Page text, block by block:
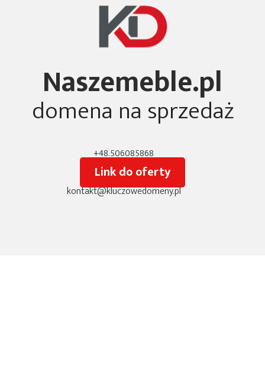
Naszemeble.pl
domena na sprzedaż
Link do oferty
+48.506085868
kontakt@kluczowedomeny.pl